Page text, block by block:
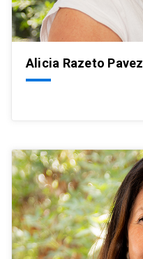
Alicia Razeto Pavez